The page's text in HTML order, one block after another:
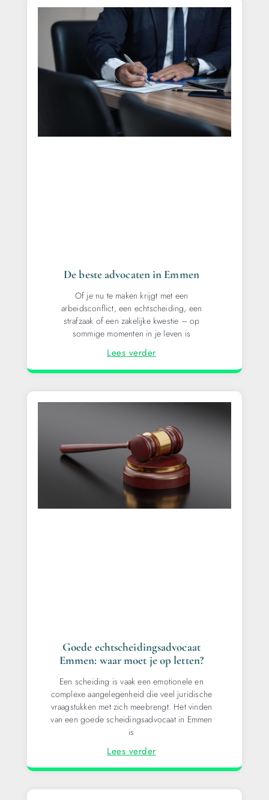
De beste advocaten in Emmen
Of je nu te maken krijgt met een
arbeidsconflict, een echtscheiding, een
strafzaak of een zakelijke kwestie – op
sommige momenten in je leven is
Lees verder
Goede echtscheidingsadvocaat
Emmen: waar moet je op letten?
Een scheiding is vaak een emotionele en
complexe aangelegenheid die veel juridische
vraagstukken met zich meebrengt. Het vinden
van een goede scheidingsadvocaat in Emmen
is
Lees verder